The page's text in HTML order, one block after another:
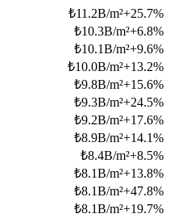
₺11.2B/m²+25.7%
₺10.3B/m²+6.8%
₺10.1B/m²+9.6%
₺10.0B/m²+13.2%
₺9.8B/m²+15.6%
₺9.3B/m²+24.5%
₺9.2B/m²+17.6%
₺8.9B/m²+14.1%
₺8.4B/m²+8.5%
₺8.1B/m²+13.8%
₺8.1B/m²+47.8%
₺8.1B/m²+19.7%